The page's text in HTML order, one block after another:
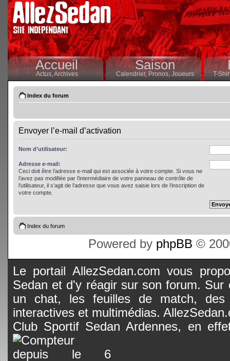
Accueil
Actus,Archives
Saison
Calendrier,Pronos, Joueurs T-
Index du forum
Envoyer l’e-mail d’activation
Nom d’utilisateur:
Adresse e-mail:
Ceci doit être l’adresse e-mail qui est associée à votre compte. Si vous ne
l’avez pas modifiée par l’intermédiaire de votre panneau de contrôle de
l’utilisateur, il s’agit de l’adresse que vous avez saisie lors de l’inscription de
votre compte.
Index du forum
Powered by phpBB ©
Le portail AllezSedan.com vous
Sedan et d'y réagir sur son forum.
un chat, les feuilles de match, des
interactives et multimédias.
Club Sportif Sedan Ardennes, en